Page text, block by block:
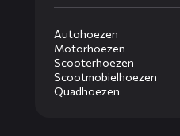
Autohoezen
Motorhoezen
Scooterhoezen
Scootmobielhoezen
Quadhoezen